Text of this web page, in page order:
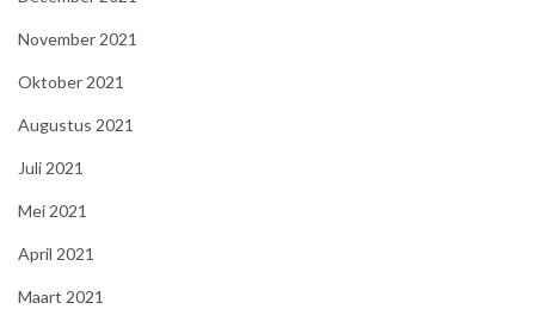
November 2021
Oktober 2021
Augustus 2021
Juli 2021
Mei 2021
April 2021
Maart 2021